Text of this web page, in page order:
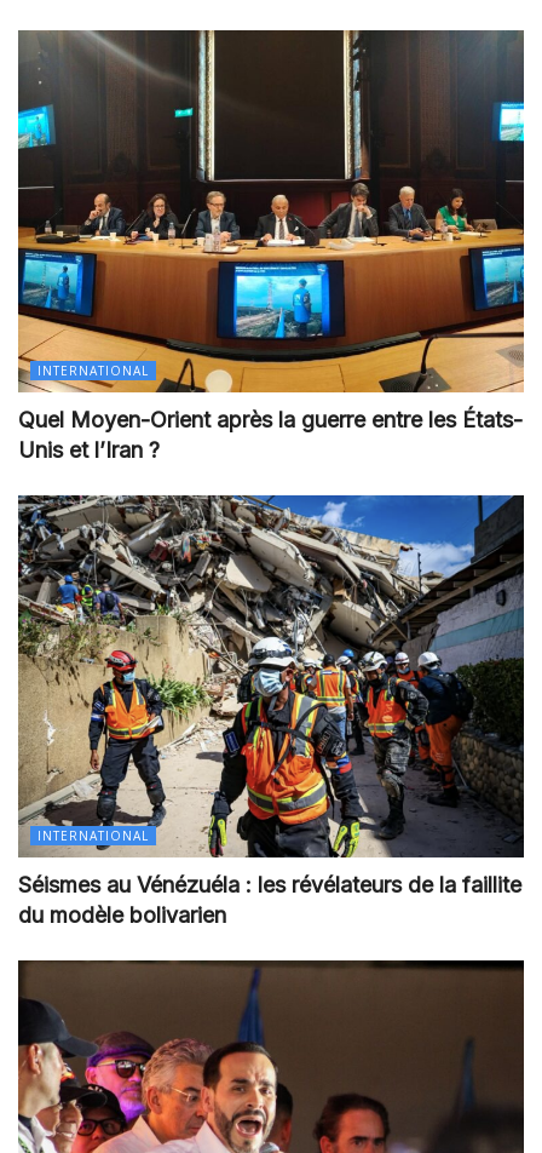
INTERNATIONAL
Quel Moyen-Orient après la guerre entre les États-
Unis et l’Iran ?
INTERNATIONAL
Séismes au Vénézuéla : les révélateurs de la faillite
du modèle bolivarien